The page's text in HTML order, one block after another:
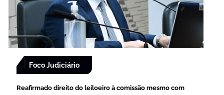
Foco Judiciário
Reafirmado direito do leiloeiro à comissão mesmo com